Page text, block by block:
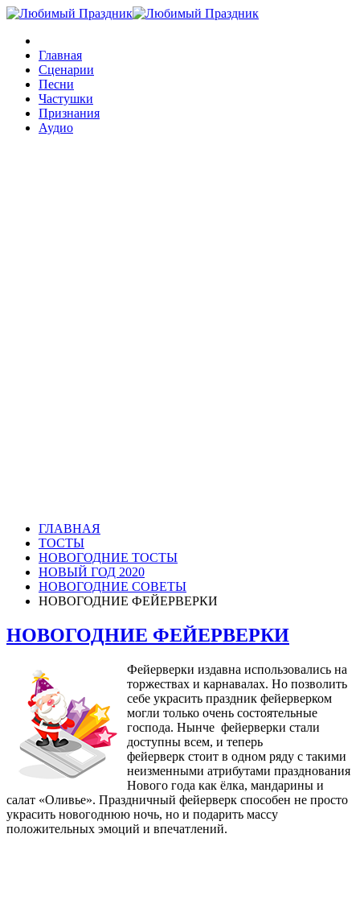
Главная
Сценарии
Песни
Частушки
Признания
Аудио
ГЛАВНАЯ
ТОСТЫ
НОВОГОДНИЕ ТОСТЫ
НОВЫЙ ГОД 2020
НОВОГОДНИЕ СОВЕТЫ
НОВОГОДНИЕ ФЕЙЕРВЕРКИ
НОВОГОДНИЕ ФЕЙЕРВЕРКИ
Фейерверки издавна использовались на
торжествах и карнавалах. Но позволить
себе украсить праздник фейерверком
могли только очень состоятельные
господа. Нынче фейерверки стали
доступны всем, и теперь
фейерверк стоит в одном ряду с такими
неизменными атрибутами празднования
Нового года как ёлка, мандарины и
салат «Оливье». Праздничный фейерверк способен не просто
украсить новогоднюю ночь, но и подарить массу
положительных эмоций и впечатлений.